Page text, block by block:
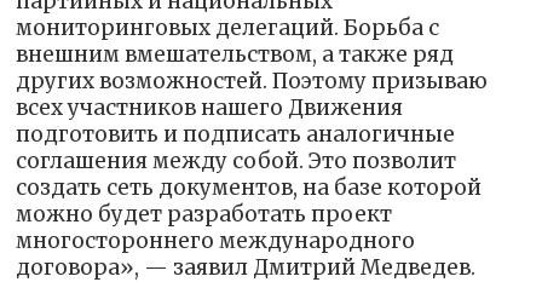
мониторинговых делегаций. Борьба с
внешним вмешательством, а также ряд
других возможностей. Поэтому призываю
всех участников нашего Движения
подготовить и подписать аналогичные
соглашения между собой. Это позволит
создать сеть документов, на базе которой
можно будет разработать проект
многостороннего международного
договора», — заявил Дмитрий Медведев.